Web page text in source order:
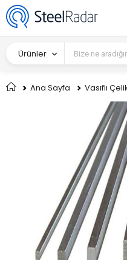
Ürünler
Ana Sayfa Vasıflı